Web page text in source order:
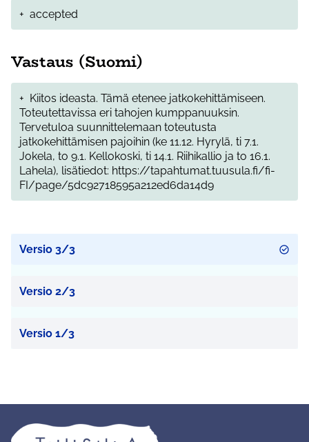
+ accepted
Vastaus (Suomi)
+ Kiitos ideasta. Tämä etenee jatkokehittämiseen.
Toteutettavissa eri tahojen kumppanuuksin.
Tervetuloa suunnittelemaan toteutusta
jatkokehittämisen pajoihin (ke 11.12. Hyrylä, ti 7.1.
Jokela, to 9.1. Kellokoski, ti 14.1. Riihikallio ja to 16.1.
Lahela), lisätiedot: https://tapahtumat.tuusula.fi/fi-
FI/page/5dc92718595a212ed6da14d9
Versio 3/3
Versio 2/3
Versio 1/3